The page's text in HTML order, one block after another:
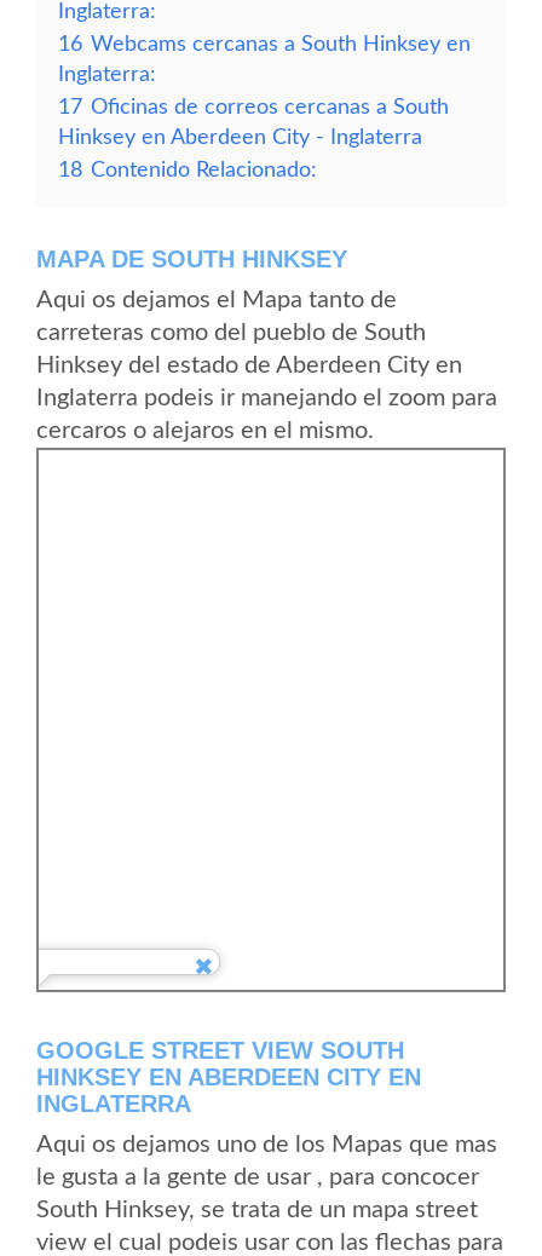
Inglaterra:
16 Webcams cercanas a South Hinksey en
Inglaterra:
17 Oficinas de correos cercanas a South
Hinksey en Aberdeen City - Inglaterra
18 Contenido Relacionado:
MAPA DE SOUTH HINKSEY
Aqui os dejamos el Mapa tanto de
carreteras como del pueblo de South
Hinksey del estado de Aberdeen City en
Inglaterra podeis ir manejando el zoom para
cercaros o alejaros en el mismo.
GOOGLE STREET VIEW SOUTH
HINKSEY EN ABERDEEN CITY EN
INGLATERRA
Aqui os dejamos uno de los Mapas que mas
le gusta a la gente de usar , para concocer
South Hinksey, se trata de un mapa street
view el cual podeis usar con las flechas para